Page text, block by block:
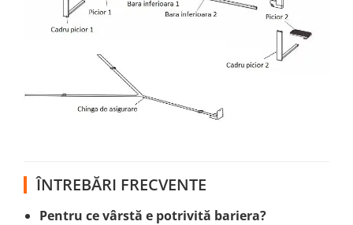
ÎNTREBĂRI FRECVENTE
Pentru ce vârstă e potrivită bariera?